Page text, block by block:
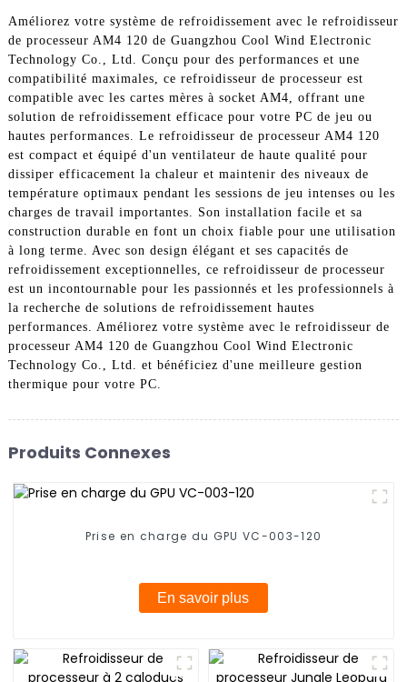
Améliorez votre système de refroidissement avec le refroidisseur
de processeur AM4 120 de Guangzhou Cool Wind Electronic
Technology Co., Ltd. Conçu pour des performances et une
compatibilité maximales, ce refroidisseur de processeur est
compatible avec les cartes mères à socket AM4, offrant une
solution de refroidissement efficace pour votre PC de jeu ou
hautes performances. Le refroidisseur de processeur AM4 120
est compact et équipé d'un ventilateur de haute qualité pour
dissiper efficacement la chaleur et maintenir des niveaux de
température optimaux pendant les sessions de jeu intenses ou les
charges de travail importantes. Son installation facile et sa
construction durable en font un choix fiable pour une utilisation
à long terme. Avec son design élégant et ses capacités de
refroidissement exceptionnelles, ce refroidisseur de processeur
est un incontournable pour les passionnés et les professionnels à
la recherche de solutions de refroidissement hautes
performances. Améliorez votre système avec le refroidisseur de
processeur AM4 120 de Guangzhou Cool Wind Electronic
Technology Co., Ltd. et bénéficiez d'une meilleure gestion
thermique pour votre PC.
Produits Connexes
Prise en charge du GPU VC-003-120
En savoir plus